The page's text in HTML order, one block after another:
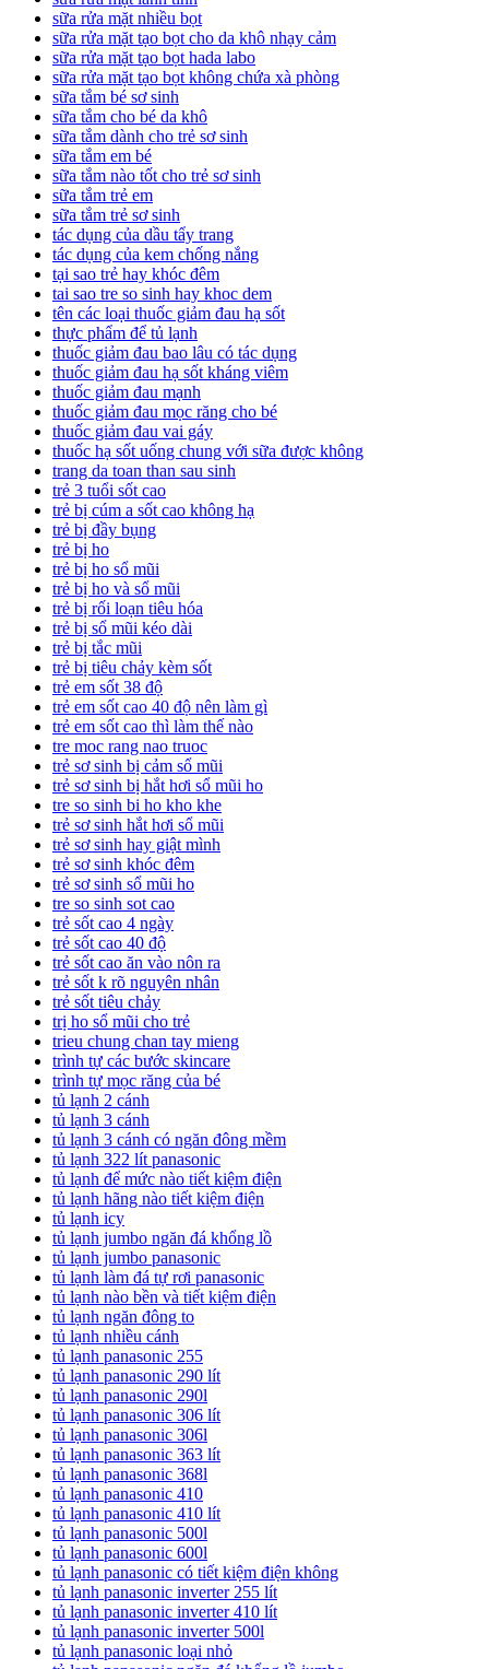
sữa rửa mặt nhiều bọt
sữa rửa mặt tạo bọt cho da khô nhạy cảm
sữa rửa mặt tạo bọt hada labo
sữa rửa mặt tạo bọt không chứa xà phòng
sữa tắm bé sơ sinh
sữa tắm cho bé da khô
sữa tắm dành cho trẻ sơ sinh
sữa tắm em bé
sữa tắm nào tốt cho trẻ sơ sinh
sữa tắm trẻ em
sữa tắm trẻ sơ sinh
tác dụng của dầu tẩy trang
tác dụng của kem chống nắng
tại sao trẻ hay khóc đêm
tai sao tre so sinh hay khoc dem
tên các loại thuốc giảm đau hạ sốt
thực phẩm để tủ lạnh
thuốc giảm đau bao lâu có tác dụng
thuốc giảm đau hạ sốt kháng viêm
thuốc giảm đau mạnh
thuốc giảm đau mọc răng cho bé
thuốc giảm đau vai gáy
thuốc hạ sốt uống chung với sữa được không
trang da toan than sau sinh
trẻ 3 tuổi sốt cao
trẻ bị cúm a sốt cao không hạ
trẻ bị đầy bụng
trẻ bị ho
trẻ bị ho sổ mũi
trẻ bị ho và sổ mũi
trẻ bị rối loạn tiêu hóa
trẻ bị sổ mũi kéo dài
trẻ bị tắc mũi
trẻ bị tiêu chảy kèm sốt
trẻ em sốt 38 độ
trẻ em sốt cao 40 độ nên làm gì
trẻ em sốt cao thì làm thế nào
tre moc rang nao truoc
trẻ sơ sinh bị cảm sổ mũi
trẻ sơ sinh bị hắt hơi sổ mũi ho
tre so sinh bi ho kho khe
trẻ sơ sinh hắt hơi sổ mũi
trẻ sơ sinh hay giật mình
trẻ sơ sinh khóc đêm
trẻ sơ sinh sổ mũi ho
tre so sinh sot cao
trẻ sốt cao 4 ngày
trẻ sốt cao 40 độ
trẻ sốt cao ăn vào nôn ra
trẻ sốt k rõ nguyên nhân
trẻ sốt tiêu chảy
trị ho sổ mũi cho trẻ
trieu chung chan tay mieng
trình tự các bước skincare
trình tự mọc răng của bé
tủ lạnh 2 cánh
tủ lạnh 3 cánh
tủ lạnh 3 cánh có ngăn đông mềm
tủ lạnh 322 lít panasonic
tủ lạnh để mức nào tiết kiệm điện
tủ lạnh hãng nào tiết kiệm điện
tủ lạnh icy
tủ lạnh jumbo ngăn đá khổng lồ
tủ lạnh jumbo panasonic
tủ lạnh làm đá tự rơi panasonic
tủ lạnh nào bền và tiết kiệm điện
tủ lạnh ngăn đông to
tủ lạnh nhiều cánh
tủ lạnh panasonic 255
tủ lạnh panasonic 290 lít
tủ lạnh panasonic 290l
tủ lạnh panasonic 306 lít
tủ lạnh panasonic 306l
tủ lạnh panasonic 363 lít
tủ lạnh panasonic 368l
tủ lạnh panasonic 410
tủ lạnh panasonic 410 lít
tủ lạnh panasonic 500l
tủ lạnh panasonic 600l
tủ lạnh panasonic có tiết kiệm điện không
tủ lạnh panasonic inverter 255 lít
tủ lạnh panasonic inverter 410 lít
tủ lạnh panasonic inverter 500l
tủ lạnh panasonic loại nhỏ